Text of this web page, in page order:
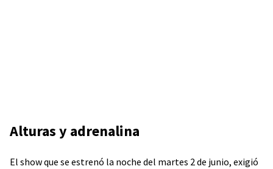
Alturas y adrenalina
El show que se estrenó la noche del martes 2 de junio, exigió